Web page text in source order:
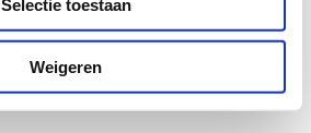
Selectie toestaan
Weigeren